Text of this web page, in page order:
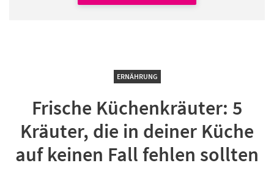
ERNÄHRUNG
Frische Küchenkräuter: 5
Kräuter, die in deiner Küche
auf keinen Fall fehlen sollten